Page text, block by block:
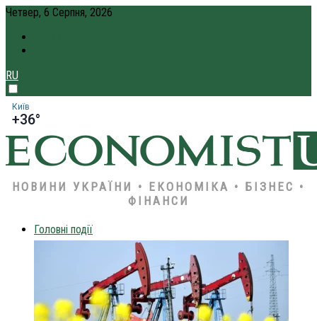
Четвер, 6 Серпня, 2026
RU
Київ
+36°
НОВИНИ УКРАЇНИ • ЕКОНОМІКА • БІЗНЕС •
ФІНАНСИ
Головні події